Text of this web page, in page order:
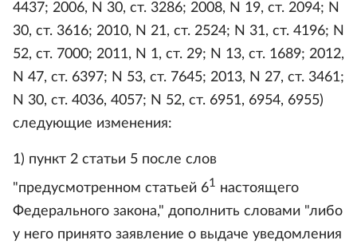
4437; 2006, N 30, ст. 3286; 2008, N 19, ст. 2094; N
30, ст. 3616; 2010, N 21, ст. 2524; N 31, ст. 4196; N
52, ст. 7000; 2011, N 1, ст. 29; N 13, ст. 1689; 2012,
N 47, ст. 6397; N 53, ст. 7645; 2013, N 27, ст. 3461;
N 30, ст. 4036, 4057; N 52, ст. 6951, 6954, 6955)
следующие изменения:
1) пункт 2 статьи 5 после слов
"предусмотренном статьей 61 настоящего
Федерального закона," дополнить словами "либо
у него принято заявление о выдаче уведомления